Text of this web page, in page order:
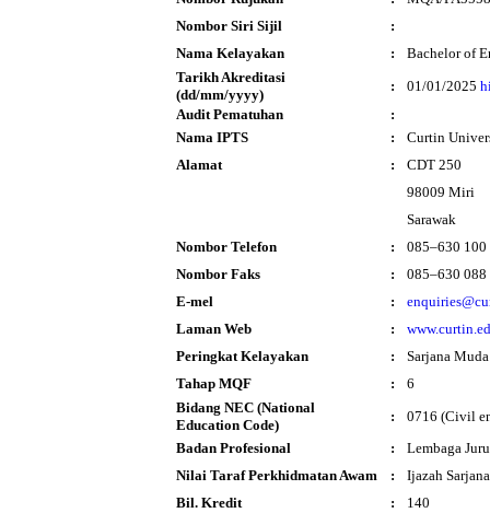
Nombor Siri Sijil
:
Nama Kelayakan
:
Bachelor of
Tarikh Akreditasi
(dd/mm/yyyy)
: 01/01/2025
Audit Pematuhan
:
Nama IPTS
:
Curtin
Alamat
:
CDT 250
98009 Miri
Sarawak
Nombor Telefon
:
085–630 100
Nombor Faks
:
085–630 088
E-mel
:
Laman Web
:
Peringkat Kelayakan
:
Sarjana Muda
Tahap MQF
:
6
Bidang NEC (National
Education Code)
:
0716 (Civil
Badan Profesional
:
Lembaga
Nilai Taraf Perkhidmatan Awam
:
Ijazah
Bil. Kredit
:
140